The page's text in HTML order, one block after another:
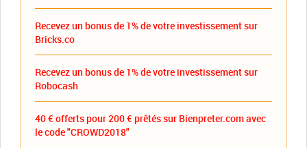
Recevez un bonus de 1% de votre investissement sur
Bricks.co
Recevez un bonus de 1% de votre investissement sur
Robocash
40 € offerts pour 200 € prêtés sur Bienpreter.com avec
le code "CROWD2018"